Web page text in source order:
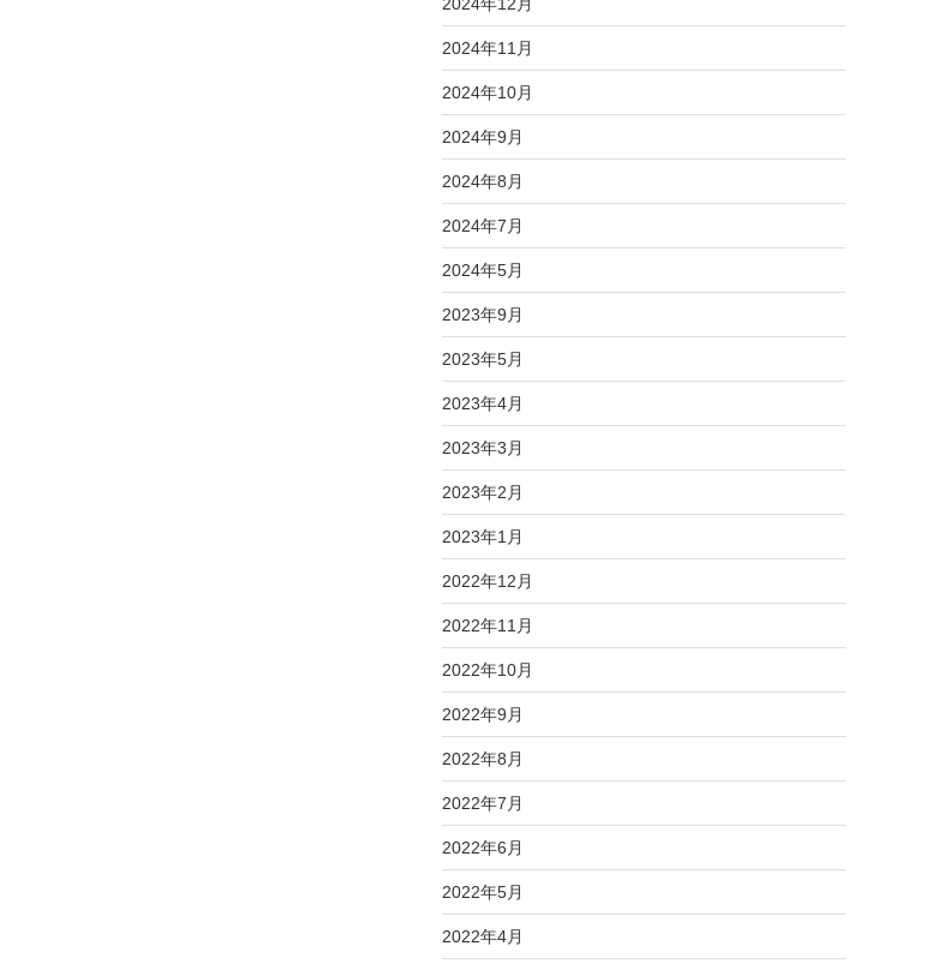
2024年11月
2024年10月
2024年9月
2024年8月
2024年7月
2024年5月
2023年9月
2023年5月
2023年4月
2023年3月
2023年2月
2023年1月
2022年12月
2022年11月
2022年10月
2022年9月
2022年8月
2022年7月
2022年6月
2022年5月
2022年4月